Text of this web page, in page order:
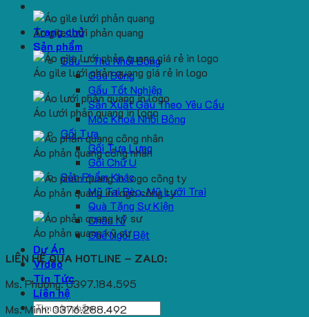
Trang chủ
Sản phẩm
Gấu – Thú Nhồi Bông
Gấu Bông
Gấu Tốt Nghiệp
Sản Xuất Gấu Theo Yêu Cầu
Móc Khoá Nhồi Bông
Gối Tựa
Gối Tựa Lưng
Gối Chữ U
Sản Phẩm Khác
Mũ Tai Bèo, Mũ Lưỡi Trai
Quà Tặng Sự Kiện
Chăn Nỉ
Ghế Ngồi Bệt
Dự Án
Video
Tin Tức
Liên hệ
Search
Áo gile lưới phản quang
Áo gile lưới phản quang giá rẻ in logo
Áo lưới phản quang in logo
Áo phản quang công nhân
Áo phản quang in logo công ty
Áo phản quang kỹ sư
LIÊN HỆ QUA HOTLINE – ZALO:
Ms. Phương: 0397.184.595
Ms. Minh: 0376.288.492